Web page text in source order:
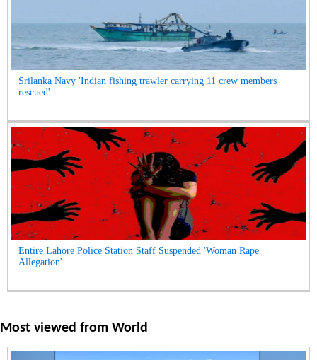
Srilanka Navy 'Indian fishing trawler carrying 11 crew members
rescued'...
Entire Lahore Police Station Staff Suspended 'Woman Rape
Allegation'...
Most viewed from World